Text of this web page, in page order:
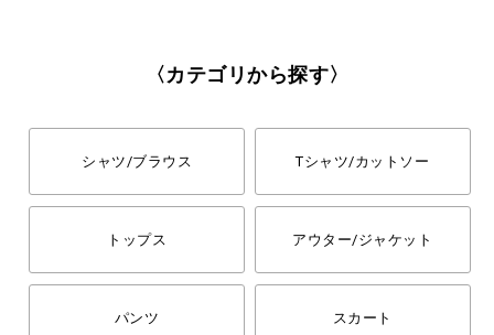
〈カテゴリから探す〉
シャツ/ブラウス Tシャツ/カットソー
トップス アウター/ジャケット
パンツ スカート